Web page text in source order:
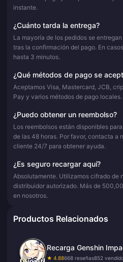
instante.
¿Cuánto tarda la entrega?
La mayoría de los pedidos se
tras la confirmación del pago. En
hasta 3 minutos.
¿Qué métodos de pago se
Aceptamos Visa, Mastercard, JCB,
Pay y varios métodos de pago locales.
¿Puedo obtener un reembolso?
Los reembolsos están disponibles
de las 48 horas. Por favor, contacta a
cliente 24/7 para obtener ayuda.
¿Es seguro recargar aquí?
Absolutamente. Utilizamos cifrado de
distribuidor autorizado. Más de
en nosotros.
Productos Relacionados
Recarga Genshin
★ 4.88668 reseñas852